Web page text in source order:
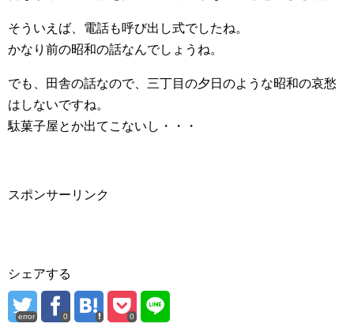
そういえば、電話も呼び出し式でしたね。
かなり前の昭和の話なんでしょうね。
でも、田舎の話なので、三丁目の夕日のような昭和の哀愁
はしないですね。
駄菓子屋とか出てこないし・・・
スポンサーリンク
シェアする
error 0 0